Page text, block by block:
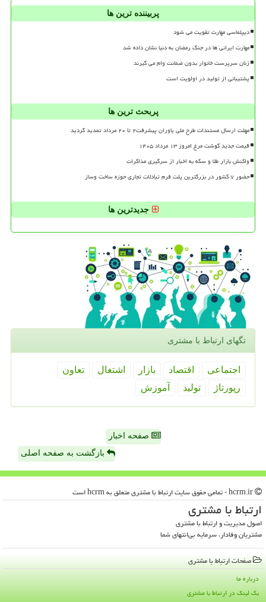
پربیننده ترین ها
دیپلماسی مهارت تقویت می شود
مهارت ایرانی ها در جنگ رمضان به دنیا نشان داده شد
زنان سرپرست خانوار بدون ضمانت وام می گیرند
پشتیبانی از تولید در اولویت است
پربحث ترین ها
مهلت ارسال مستندات طرح ملی یاوران پیشرفت۲ تا ۲۰ مرداد تمدید گردید
قیمت جدید گوشت مرغ امروز ۱۳ مرداد ۱۴۰۵
واکنش بازار طلا و سکه به اخبار از سرگیری مذاکرات
حضور ۷ کشور در بزرگترین پلت فرم تبادلات تجاری حوزه ساخت وساز
جدیدترین ها
تگهای ارتباط با مشتری
اجتماعی اقتصاد بازار اشتغال
تعاون
رپورتاژ
تولید آموزش
صفحه اخبار
بازگشت به صفحه اصلی
ارتباط با مشتری
اصول مدیریت و ارتباط با مشتری
مشتریان وفادار، سرمایه بی‌انتهای شما
صفحات ارتباط با مشتری
درباره ما
بک لینک در ارتباط با مشتری